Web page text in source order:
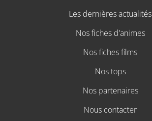
Les dernières actualités
Nos fiches d'animes
Nos fiches films
Nos tops
Nos partenaires
Nous contacter